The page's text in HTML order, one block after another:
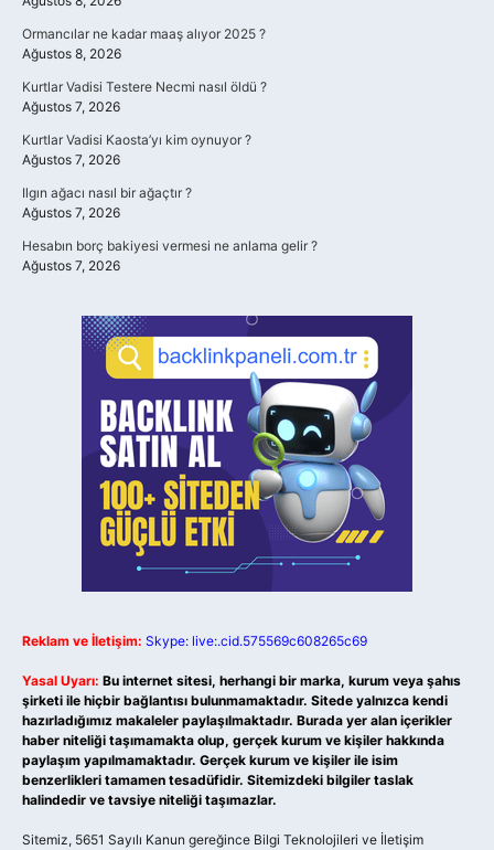
Ormancılar ne kadar maaş alıyor 2025 ?
Ağustos 8, 2026
Kurtlar Vadisi Testere Necmi nasıl öldü ?
Ağustos 7, 2026
Kurtlar Vadisi Kaosta’yı kim oynuyor ?
Ağustos 7, 2026
Ilgın ağacı nasıl bir ağaçtır ?
Ağustos 7, 2026
Hesabın borç bakiyesi vermesi ne anlama gelir ?
Ağustos 7, 2026
Reklam ve İletişim: Skype: live:.cid.575569c608265c69
Yasal Uyarı: Bu internet sitesi, herhangi bir marka, kurum veya şahıs
şirketi ile hiçbir bağlantısı bulunmamaktadır. Sitede yalnızca kendi
hazırladığımız makaleler paylaşılmaktadır. Burada yer alan içerikler
haber niteliği taşımamakta olup, gerçek kurum ve kişiler hakkında
paylaşım yapılmamaktadır. Gerçek kurum ve kişiler ile isim
benzerlikleri tamamen tesadüfidir. Sitemizdeki bilgiler taslak
halindedir ve tavsiye niteliği taşımazlar.
Sitemiz, 5651 Sayılı Kanun gereğince Bilgi Teknolojileri ve İletişim